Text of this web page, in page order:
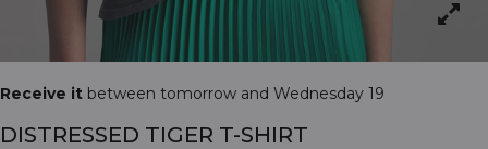
Receive it between tomorrow and Wednesday 19
DISTRESSED TIGER T-SHIRT